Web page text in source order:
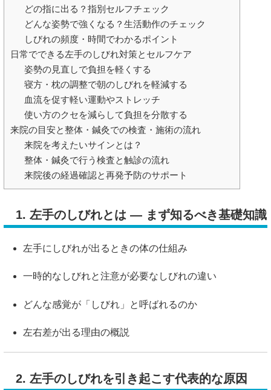
どの指に出る？指別セルフチェック
どんな姿勢で強くなる？生活動作のチェック
しびれの頻度・時間でわかるポイント
日常でできる左手のしびれ対策とセルフケア
姿勢の見直しで負担を軽くする
寝方・枕の調整で朝のしびれを軽減する
血流を促す軽い運動やストレッチ
使い方のクセを減らして負担を分散する
来院の目安と整体・鍼灸での検査・施術の流れ
来院を考えたいサインとは？
整体・鍼灸で行う検査と触診の流れ
来院後の経過確認と再発予防のサポート
1. 左手のしびれとは ― まず知るべき基礎知識
左手にしびれが出るときの体の仕組み
一時的なしびれと注意が必要なしびれの違い
どんな感覚が「しびれ」と呼ばれるのか
左右差が出る理由の概説
2. 左手のしびれを引き起こす代表的な原因